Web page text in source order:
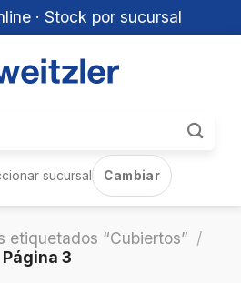
· Stock por sucursal
sucursal Cambiar
etiquetados “Cubiertos” /
Página 3